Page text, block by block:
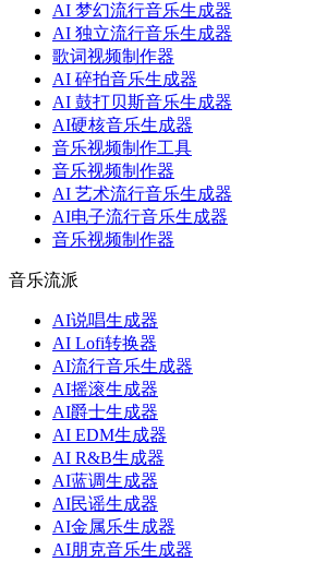
AI 梦幻流行音乐生成器
AI 独立流行音乐生成器
歌词视频制作器
AI 碎拍音乐生成器
AI 鼓打贝斯音乐生成器
AI硬核音乐生成器
音乐视频制作工具
音乐视频制作器
AI 艺术流行音乐生成器
AI电子流行音乐生成器
音乐视频制作器
音乐流派
AI说唱生成器
AI Lofi转换器
AI流行音乐生成器
AI摇滚生成器
AI爵士生成器
AI EDM生成器
AI R&B生成器
AI蓝调生成器
AI民谣生成器
AI金属乐生成器
AI朋克音乐生成器